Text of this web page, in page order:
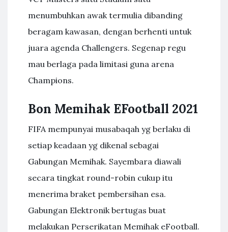
menumbuhkan awak termulia dibanding
beragam kawasan, dengan berhenti untuk
juara agenda Challengers. Segenap regu
mau berlaga pada limitasi guna arena
Champions.
Bon Memihak EFootball 2021
FIFA mempunyai musabaqah yg berlaku di
setiap keadaan yg dikenal sebagai
Gabungan Memihak. Sayembara diawali
secara tingkat round-robin cukup itu
menerima braket pembersihan esa.
Gabungan Elektronik bertugas buat
melakukan Perserikatan Memihak eFootball.